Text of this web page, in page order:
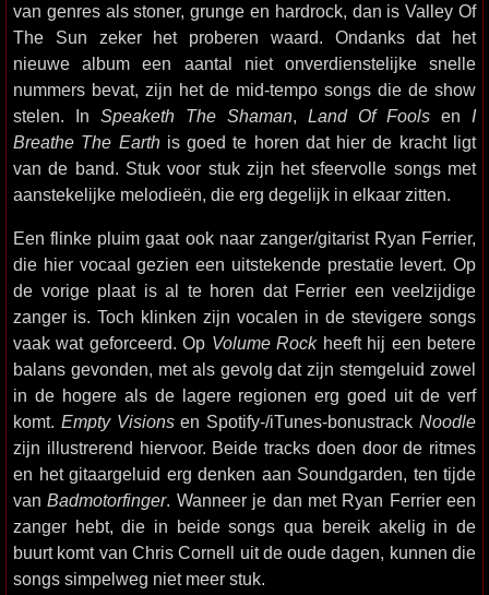
van genres als stoner, grunge en hardrock, dan is Valley Of
The Sun zeker het proberen waard. Ondanks dat het
nieuwe album een aantal niet onverdienstelijke snelle
nummers bevat, zijn het de mid-tempo songs die de show
stelen. In Speaketh The Shaman, Land Of Fools en I
Breathe The Earthis goed te horen dat hier de kracht ligt
van de band. Stuk voor stuk zijn het sfeervolle songs met
aanstekelijke melodieën, die erg degelijk in elkaar zitten.
Een flinke pluim gaat ook naar zanger/gitarist Ryan Ferrier,
die hier vocaal gezien een uitstekende prestatie levert. Op
de vorige plaat is al te horen dat Ferrier een veelzijdige
zanger is. Toch klinken zijn vocalen in de stevigere songs
vaak wat geforceerd. Op Volume Rockheeft hij een betere
balans gevonden, met als gevolg dat zijn stemgeluid zowel
in de hogere als de lagere regionen erg goed uit de verf
komt. Empty Visionsen Spotify-/iTunes-bonustrackNoodle
zijn illustrerend hiervoor. Beide tracks doen door de ritmes
en het gitaargeluid erg denken aan Soundgarden, ten tijde
vanBadmotorfinger. Wanneer je dan met Ryan Ferrier een
zanger hebt, die in beide songs qua bereik akelig in de
buurt komt van Chris Cornell uit de oude dagen, kunnen die
songs simpelweg niet meer stuk.